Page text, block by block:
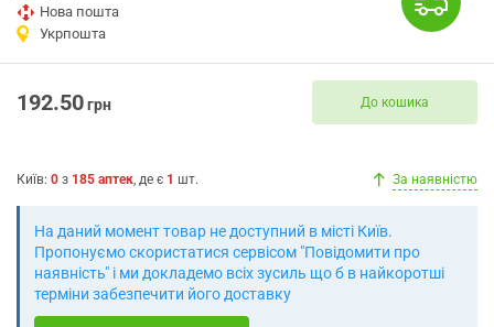
Нова пошта
Укрпошта
192.50грн До кошика
Київ: 0 з 185 аптек, де є 1 шт. За наявністю
На даний момент товар не доступний в місті Київ.
Пропонуємо скористатися сервісом "Повідомити про
наявність" і ми докладемо всіх зусиль що б в найкоротші
терміни забезпечити його доставку